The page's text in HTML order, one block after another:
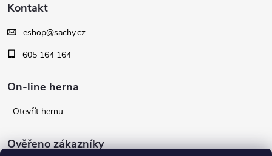
i
s
u
p
a
Kontakt
eshop@sachy.cz
605 164 164
On-line herna
Otevřít hernu
Ověřeno zákazníky